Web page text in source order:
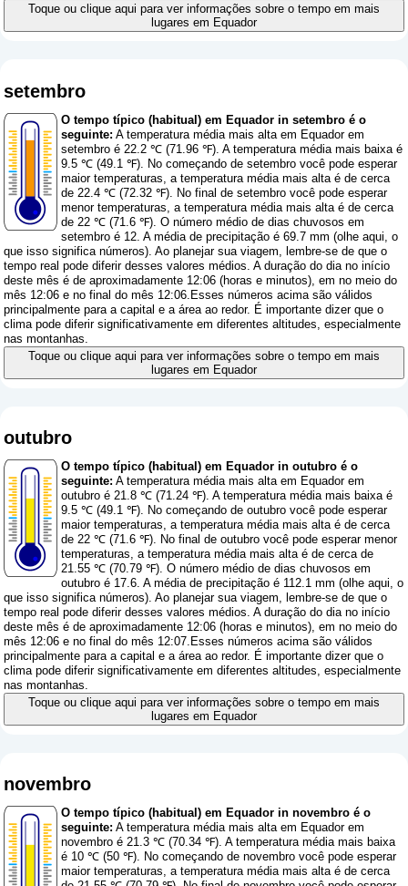
Toque ou clique aqui para ver informações sobre o tempo em mais
lugares em Equador
setembro
O tempo típico (habitual) em Equador in setembro é o
seguinte: A temperatura média mais alta em Equador em
setembro é 22.2 ℃ (71.96 ℉). A temperatura média mais baixa é
9.5 ℃ (49.1 ℉). No começando de setembro você pode esperar
maior temperaturas, a temperatura média mais alta é de cerca
de 22.4 ℃ (72.32 ℉). No final de setembro você pode esperar
menor temperaturas, a temperatura média mais alta é de cerca
de 22 ℃ (71.6 ℉). O número médio de dias chuvosos em
setembro é 12. A média de precipitação é 69.7 mm (olhe aqui, o
que isso significa números). Ao planejar sua viagem, lembre-se de que o
tempo real pode diferir desses valores médios. A duração do dia no início
deste mês é de aproximadamente 12:06 (horas e minutos), em no meio do
mês 12:06 e no final do mês 12:06.Esses números acima são válidos
principalmente para a capital e a área ao redor. É importante dizer que o
clima pode diferir significativamente em diferentes altitudes, especialmente
nas montanhas.
Toque ou clique aqui para ver informações sobre o tempo em mais
lugares em Equador
outubro
O tempo típico (habitual) em Equador in outubro é o
seguinte: A temperatura média mais alta em Equador em
outubro é 21.8 ℃ (71.24 ℉). A temperatura média mais baixa é
9.5 ℃ (49.1 ℉). No começando de outubro você pode esperar
maior temperaturas, a temperatura média mais alta é de cerca
de 22 ℃ (71.6 ℉). No final de outubro você pode esperar menor
temperaturas, a temperatura média mais alta é de cerca de
21.55 ℃ (70.79 ℉). O número médio de dias chuvosos em
outubro é 17.6. A média de precipitação é 112.1 mm (olhe aqui, o
que isso significa números). Ao planejar sua viagem, lembre-se de que o
tempo real pode diferir desses valores médios. A duração do dia no início
deste mês é de aproximadamente 12:06 (horas e minutos), em no meio do
mês 12:06 e no final do mês 12:07.Esses números acima são válidos
principalmente para a capital e a área ao redor. É importante dizer que o
clima pode diferir significativamente em diferentes altitudes, especialmente
nas montanhas.
Toque ou clique aqui para ver informações sobre o tempo em mais
lugares em Equador
novembro
O tempo típico (habitual) em Equador in novembro é o
seguinte: A temperatura média mais alta em Equador em
novembro é 21.3 ℃ (70.34 ℉). A temperatura média mais baixa
é 10 ℃ (50 ℉). No começando de novembro você pode esperar
maior temperaturas, a temperatura média mais alta é de cerca